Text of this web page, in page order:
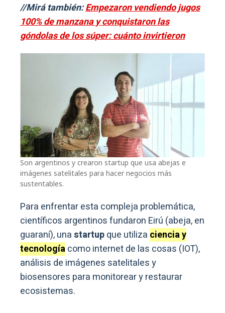
//Mirá también:Empezaron vendiendo jugos
100% de manzana y conquistaron las
góndolas de los súper: cuánto invirtieron
Son argentinos y crearon startup que usa abejas e
imágenes satelitales para hacer negocios más
sustentables.
Para enfrentar esta compleja problemática,
científicos argentinos fundaron Eirú (abeja, en
guaraní), unastartupque utiliza ciencia y
tecnologíacomo internet de las cosas (IOT),
análisis de imágenes satelitales y
biosensores para monitorear y restaurar
ecosistemas.